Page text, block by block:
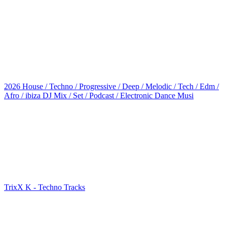
2026 House / Techno / Progressive / Deep / Melodic / Tech / Edm /
Afro / ibiza DJ Mix / Set / Podcast / Electronic Dance Musi
TrixX K - Techno Tracks